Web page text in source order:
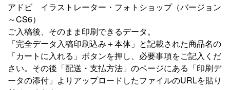
アドビ イラストレーター・フォトショップ（バージョン
～CS6）
ご入稿後、そのまま印刷できるデータ。
「完全データ入稿印刷込み＋本体」と記載された商品名の
「カートに入れる」ボタンを押し、必要事項をご記入くだ
さい。その後「配送・支払方法」のページにある「印刷デ
ータの添付」よりアップロードしたファイルのURLを貼り